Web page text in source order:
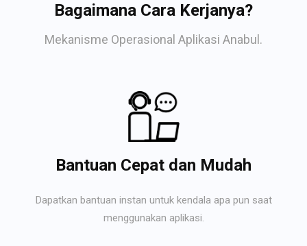
Bagaimana Cara Kerjanya?
Mekanisme Operasional Aplikasi Anabul.
Bantuan Cepat dan Mudah
Dapatkan bantuan instan untuk kendala apa pun saat
menggunakan aplikasi.